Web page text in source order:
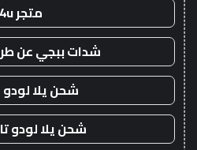
متجر 4u
شدات ببجي عن
شحن يلا
شحن يلا لودو